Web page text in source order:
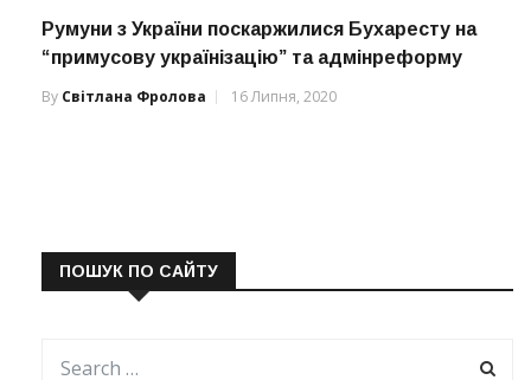
Румуни з України поскаржилися Бухаресту на
“примусову українізацію” та адмінреформу
By Світлана Фролова 16 Липня, 2020
ПОШУК ПО САЙТУ